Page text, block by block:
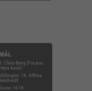
MÅL
Clara Bang (Fra pos.
Højre back)
Målvogter: 16. Althea
Reinhardt
16-16